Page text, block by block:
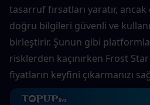
tasarruf fırsatları yaratır, ancak
doğru bilgileri güvenli ve
birleştirir. Şunun gibi
risklerden kaçınırken Frost
fiyatların keyfini çıkarmanızı